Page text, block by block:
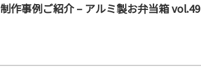
制作事例ご紹介 – アルミ製お弁当箱 vol.49